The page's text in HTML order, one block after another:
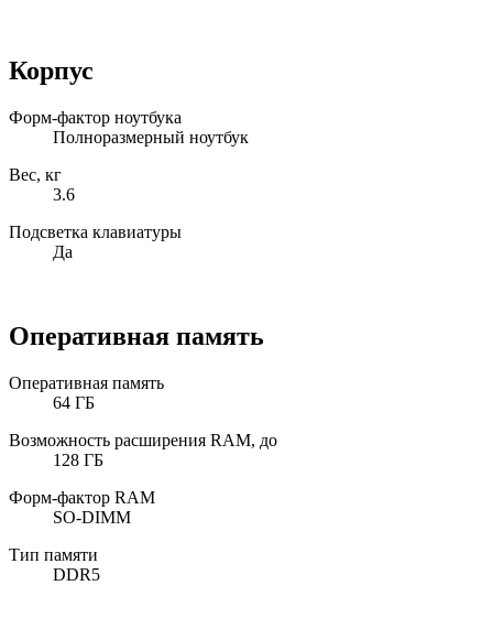
Корпус
Форм-фактор ноутбука
Полноразмерный ноутбук
Вес, кг
3.6
Подсветка клавиатуры
Да
Оперативная память
Оперативная память
64 ГБ
Возможность расширения RAM, до
128 ГБ
Форм-фактор RAM
SO-DIMM
Тип памяти
DDR5